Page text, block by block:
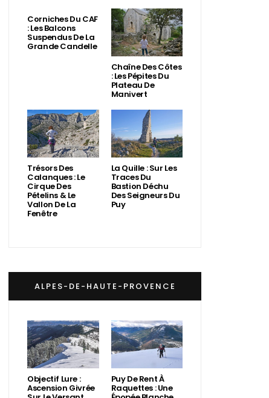
Corniches Du CAF
: Les Balcons
Suspendus De La
Grande Candelle
Chaîne Des Côtes
: Les Pépites Du
Plateau De
Manivert
Trésors Des
Calanques : Le
Cirque Des
Pételins & Le
Vallon De La
Fenêtre
La Quille : Sur Les
Traces Du
Bastion Déchu
Des Seigneurs Du
Puy
ALPES-DE-HAUTE-PROVENCE
Objectif Lure :
Ascension Givrée
Puy De Rent À
Raquettes : Une